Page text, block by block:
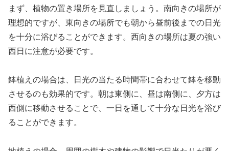
まず、植物の置き場所を見直しましょう。南向きの場所が
理想的ですが、東向きの場所でも朝から昼前後までの日光
を十分に浴びることができます。西向きの場所は夏の強い
西日に注意が必要です。
鉢植えの場合は、日光の当たる時間帯に合わせて鉢を移動
させるのも効果的です。朝は東側に、昼は南側に、夕方は
西側に移動させることで、一日を通して十分な日光を浴び
ることができます。